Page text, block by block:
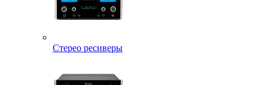
Стерео ресиверы